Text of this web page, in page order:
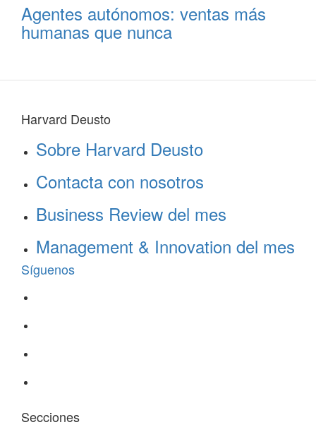
Agentes autónomos: ventas más
humanas que nunca
Harvard Deusto
Sobre Harvard Deusto
Contacta con nosotros
Business Review del mes
Management & Innovation del mes
Síguenos
Secciones